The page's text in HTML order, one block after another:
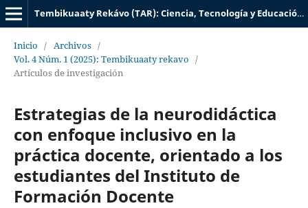
Tembikuaaty Rekávo (TAR): Ciencia, Tecnología y Educación UTIC
Inicio / Archivos /
Vol. 4 Núm. 1 (2025): Tembikuaaty rekavo /
Artículos de investigación
Estrategias de la neurodidáctica
con enfoque inclusivo en la
práctica docente, orientado a los
estudiantes del Instituto de
Formación Docente